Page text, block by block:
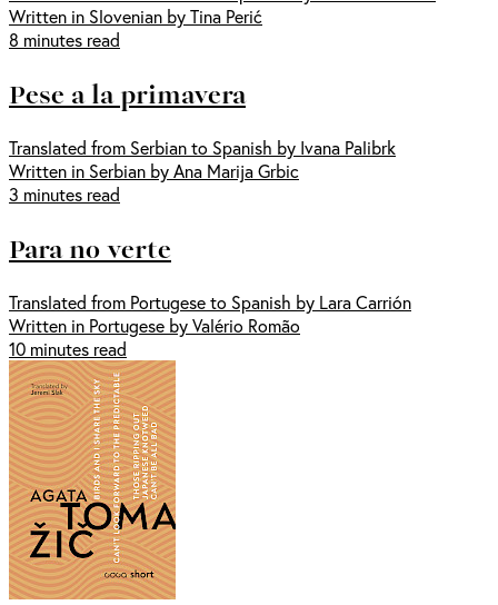
Written in Slovenian by Tina Perić
8 minutes read
Pese a la primavera
Translated from Serbian to Spanish by Ivana Palibrk
Written in Serbian by Ana Marija Grbic
3 minutes read
Para no verte
Translated from Portugese to Spanish by Lara Carrión
Written in Portugese by Valério Romão
10 minutes read